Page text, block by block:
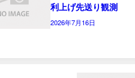
利上げ先送り観測
2026年7月16日